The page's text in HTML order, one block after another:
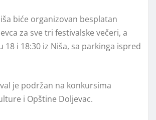
biće organizovan besplatan
za sve tri festivalske večeri, a
18 i 18:30 iz Niša, sa parkinga ispred
je podržan na konkursima
i Opštine Doljevac.